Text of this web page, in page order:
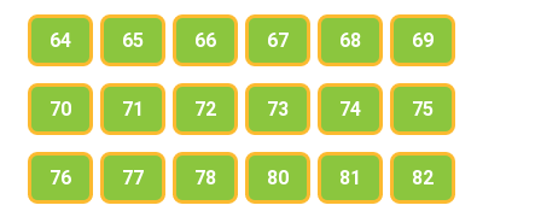
64 65 66 67 68 69
70 71 72 73 74 75
76 77 78 80 81 82